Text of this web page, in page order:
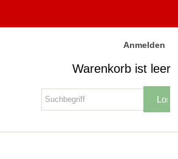
Anmelden
Warenkorb ist leer